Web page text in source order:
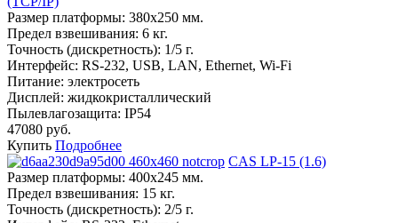
Размер платформы: 380х250 мм.
Предел взвешивания: 6 кг.
Точность (дискретность): 1/5 г.
Интерфейс: RS-232, USB, LAN, Ethernet, Wi-Fi
Питание: электросеть
Дисплей: жидкокристаллический
Пылевлагозащита: IP54
47080 руб.
Купить Подробнее
CAS LP-15 (1.6)
Размер платформы: 400х245 мм.
Предел взвешивания: 15 кг.
Точность (дискретность): 2/5 г.